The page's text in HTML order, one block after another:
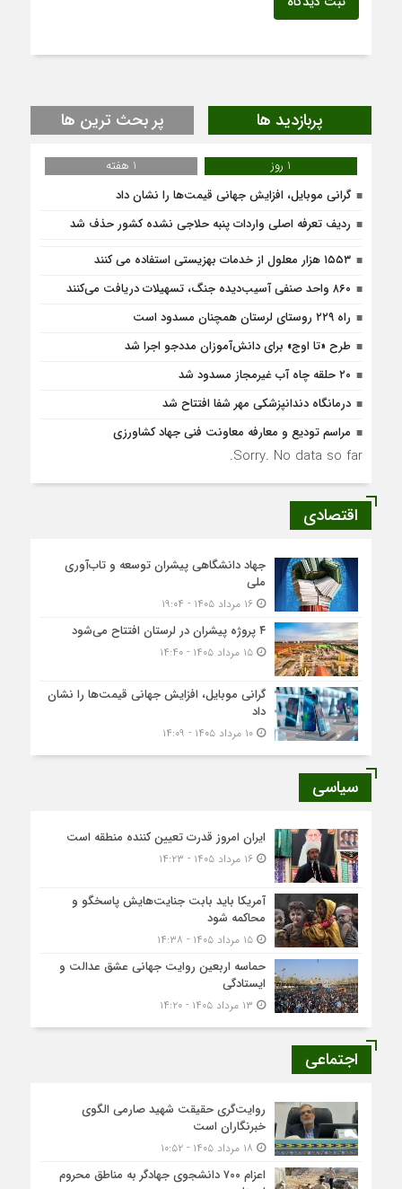
پربازدید ها پر بحث ترین ها
1 روز
1 هفته
گرانی موبایل، افزایش جهانی قیمت‌ها را نشان داد
ردیف تعرفه اصلی واردات پنبه حلاجی نشده کشور حذف شد
۱۵۵۳ هزار معلول از خدمات بهزیستی استفاده می کنند
۸۶۰ واحد صنفی آسیب‌دیده جنگ، تسهیلات دریافت می‌کنند
راه ۲۲۹ روستای لرستان همچنان مسدود است
طرح «تا اوج» برای دانش‌آموزان مددجو اجرا شد
۲۰ حلقه چاه آب غیرمجاز مسدود شد
درمانگاه دندانپزشکی مهر شفا افتتاح شد
مراسم تودیع و معارفه معاونت فنی جهاد کشاورزی
Sorry. No data so far.
اقتصادی
جهاد دانشگاهی پیشران توسعه و تاب‌آوری
ملی
۱۶ مرداد ۱۴۰۵ - ۱۹:۰۴
۴ پروژه پیشران در لرستان افتتاح می‌شود
۱۵ مرداد ۱۴۰۵ - ۱۴:۴۰
گرانی موبایل، افزایش جهانی قیمت‌ها را نشان
داد
۱۰ مرداد ۱۴۰۵ - ۱۴:۰۹
سیاسی
ایران امروز قدرت تعیین کننده منطقه است
۱۶ مرداد ۱۴۰۵ - ۱۴:۲۳
آمریکا باید بابت جنایت‌هایش پاسخگو و
محاکمه شود
۱۵ مرداد ۱۴۰۵ - ۱۴:۳۸
حماسه اربعین روایت جهانی عشق عدالت و
ایستادگی
اجتماعی
روایت‌گری حقیقت شهید صارمی الگوی
خبرنگاران است
اعزام ۷۰۰ دانشجوی جهادگر به مناطق محروم